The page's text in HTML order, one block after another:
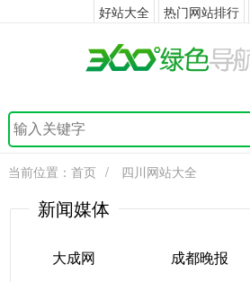
好站大全 热门网站排行
当前位置： 首页 / 四川网站大全
新闻媒体
大成网
成都晚报